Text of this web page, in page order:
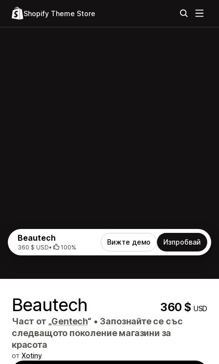
Shopify Theme Store
Beautech
360 $ USD• 100%
Вижте демо Изпробвай
Beautech 360 $USD
Част от „Gentech“ • Запознайте се със
следващото поколение магазини за
красота
от Xotiny